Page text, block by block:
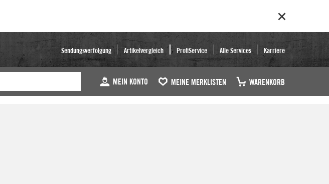
Sendungsverfolgung Artikelvergleich ProfiService Alle Services Karriere
MEIN KONTO MEINE MERKLISTEN WARENKORB